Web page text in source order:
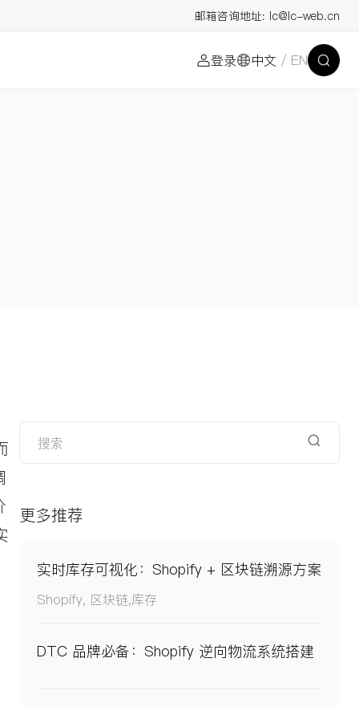
邮箱咨询地址: lc@lc-web.cn
登录 中文 / EN
更多推荐
实时库存可视化：Shopify + 区块链溯源方案
Shopify, 区块链,库存
DTC 品牌必备：Shopify 逆向物流系统搭建